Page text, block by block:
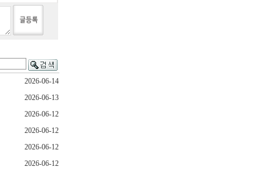
2026-06-14
2026-06-13
2026-06-12
2026-06-12
2026-06-12
2026-06-12